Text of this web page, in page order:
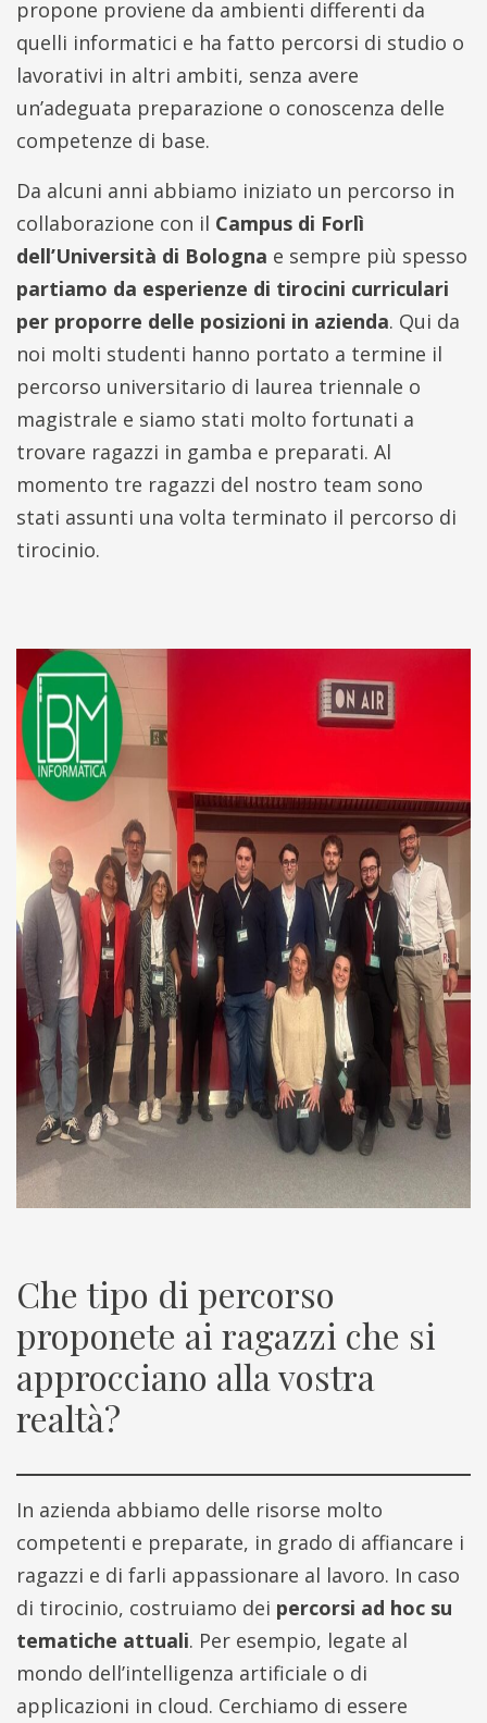
propone proviene da ambienti differenti da
quelli informatici e ha fatto percorsi di studio o
lavorativi in altri ambiti, senza avere
un’adeguata preparazione o conoscenza delle
competenze di base.
Da alcuni anni abbiamo iniziato un percorso in
collaborazione con il Campus di Forlì
dell’Università di Bologna e sempre più spesso
partiamo da esperienze di tirocini curriculari
per proporre delle posizioni in azienda. Qui da
noi molti studenti hanno portato a termine il
percorso universitario di laurea triennale o
magistrale e siamo stati molto fortunati a
trovare ragazzi in gamba e preparati. Al
momento tre ragazzi del nostro team sono
stati assunti una volta terminato il percorso di
tirocinio.
Che tipo di percorso
proponete ai ragazzi che si
approcciano alla vostra
realtà?
In azienda abbiamo delle risorse molto
competenti e preparate, in grado di affiancare i
ragazzi e di farli appassionare al lavoro. In caso
di tirocinio, costruiamo dei percorsi ad hoc su
tematiche attuali. Per esempio, legate al
mondo dell’intelligenza artificiale o di
applicazioni in cloud. Cerchiamo di essere